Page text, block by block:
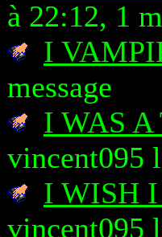
à 22:12, 1
I
message
I WAS
vincent095
I WISH
vincent095